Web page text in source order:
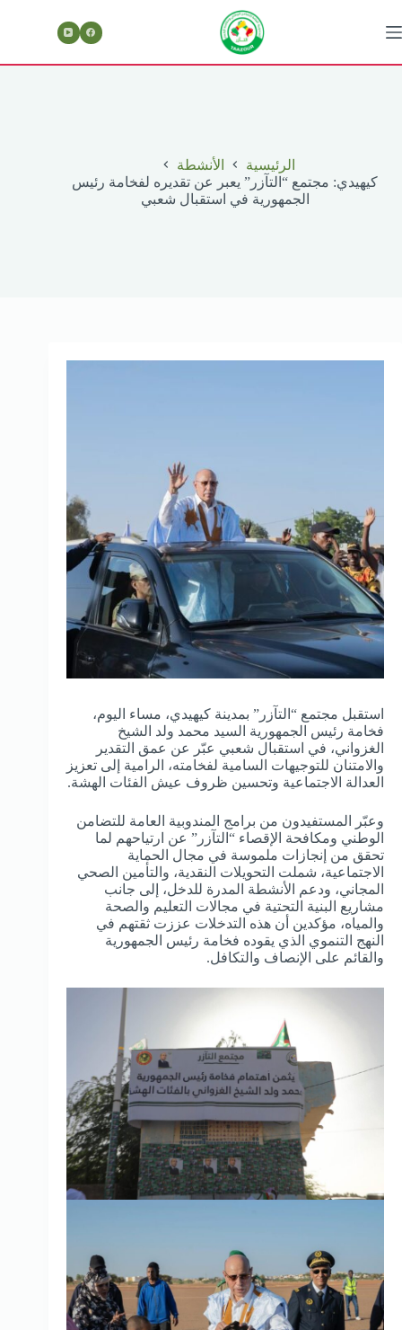
إلى
المحتوى
الرئيسية
الأنشطة
كيهيدي: مجتمع “التآزر” يعبر عن تقديره لفخامة رئيس
الجمهورية في استقبال شعبي
استقبل مجتمع “التآزر” بمدينة كيهيدي، مساء اليوم،
فخامة رئيس الجمهورية السيد محمد ولد الشيخ
الغزواني، في استقبال شعبي عبّر عن عمق التقدير
والامتنان للتوجيهات السامية لفخامته، الرامية إلى تعزيز
العدالة الاجتماعية وتحسين ظروف عيش الفئات الهشة.
وعبّر المستفيدون من برامج المندوبية العامة للتضامن
الوطني ومكافحة الإقصاء “التآزر” عن ارتياحهم لما
تحقق من إنجازات ملموسة في مجال الحماية
الاجتماعية، شملت التحويلات النقدية، والتأمين الصحي
المجاني، ودعم الأنشطة المدرة للدخل، إلى جانب
مشاريع البنية التحتية في مجالات التعليم والصحة
والمياه، مؤكدين أن هذه التدخلات عززت ثقتهم في
النهج التنموي الذي يقوده فخامة رئيس الجمهورية
والقائم على الإنصاف والتكافل.